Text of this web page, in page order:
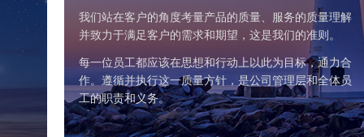
我们站在客户的角度考量产品的质量、服务的质量理解
并致力于满足客户的需求和期望，这是我们的准则。
每一位员工都应该在思想和行动上以此为目标，通力合
作。遵循并执行这一质量方针，是公司管理层和全体员
工的职责和义务。